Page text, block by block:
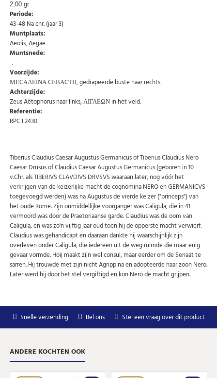
2,00 gr
Periode:
43-48 Na chr. (jaar 3)
Muntplaats:
Aeolis, Aegae
Muntsnede:
-.-
Voorzijde:
ΜΕCΑΛΕΙΝΑ CΕΒΑCΤΗ, gedrapeerde buste naar rechts
Achterzijde:
Zeus Aëtophorus naar links, ΑΙΓΑΕΩΝ in het veld.
Referentie:
RPC I 2430
Tiberius Claudius Caesar Augustus Germanicus of Tiberius Claudius Nero
Caesar Drusus of Claudius Caesar Augustus Germanicus (geboren in 10
v.Chr. als TIBERIVS CLAVDIVS DRVSVS waaraan later, nog vóór het
verkrijgen van de keizerlijke macht de cognomina NERO en GERMANICVS
toegevoegd werden) was na Augustus de vierde keizer ("princeps") van
het oude Rome. Zijn onmiddellijke voorganger was Caligula, die in 41
vermoord was door de Praetoriaanse garde. Claudius was de oom van
Caligula, en was zo'n vijftig jaar oud toen hij de opperste macht verwierf.
Claudius was gehandicapt en daaraan dankte hij waarschijnlijk zijn
overleven onder Caligula, die iedereen uit de weg ruimde die maar enig
gevaar vormde. Hoij maakt zijn wel consul, maar eerder om de Senaat te
sarren. Hij trouwde met zijn nicht Agrippina en adopteerde haar zoon Nero.
Later werd hij door het stel vergiftigd en kon Nero de macht grijpen.
Snelle verzending Bel ons Stel een vraag over dit product
ANDERE KOCHTEN OOK